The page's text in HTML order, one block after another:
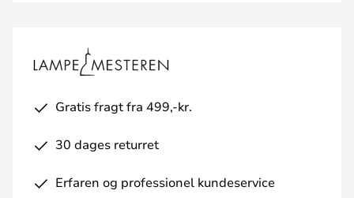
Gratis fragt fra 499,-kr.
30 dages returret
Erfaren og professionel kundeservice